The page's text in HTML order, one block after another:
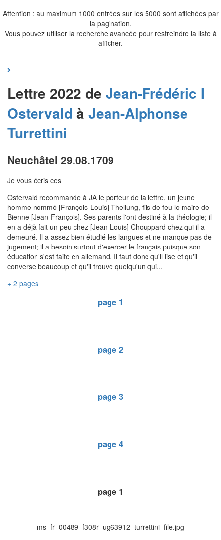
Attention : au maximum 1000 entrées sur les 5000 sont affichées par
la pagination.
Vous pouvez utiliser la recherche avancée pour restreindre la liste à
afficher.
Lettre 2022 de Jean-Frédéric I
Ostervald à Jean-Alphonse
Turrettini
Neuchâtel 29.08.1709
Je vous écris ces
Ostervald recommande à JA le porteur de la lettre, un jeune
homme nommé [François-Louis] Thellung, fils de feu le maire de
Bienne [Jean-François]. Ses parents l'ont destiné à la théologie; il
en a déjà fait un peu chez [Jean-Louis] Chouppard chez qui il a
demeuré. Il a assez bien étudié les langues et ne manque pas de
jugement; il a besoin surtout d'exercer le français puisque son
éducation s'est faite en allemand. Il faut donc qu'il lise et qu'il
converse beaucoup et qu'il trouve quelqu'un qui...
+ 2 pages
page 1
page 2
page 3
page 4
page 1
ms_fr_00489_f308r_ug63912_turrettini_file.jpg